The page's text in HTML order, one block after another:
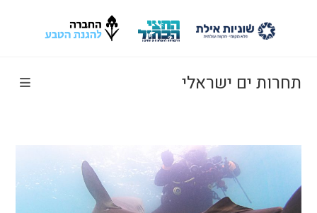
תחרות ים ישראלי